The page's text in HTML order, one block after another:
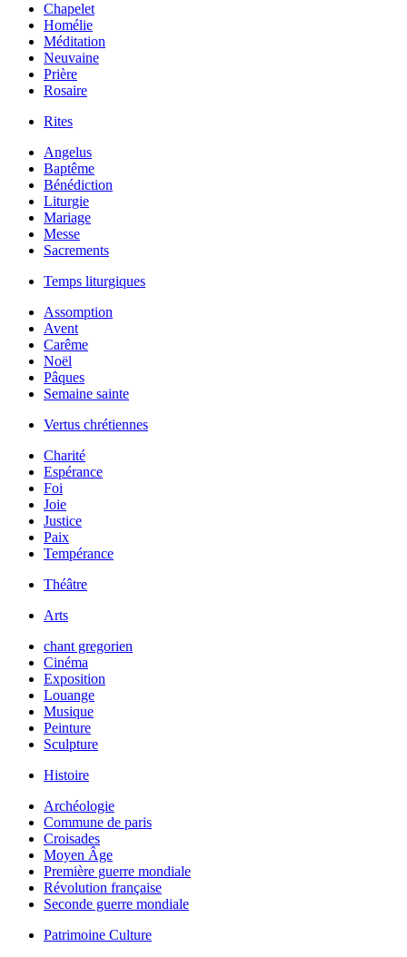
Chapelet
Homélie
Méditation
Neuvaine
Prière
Rosaire
Rites
Angelus
Baptême
Bénédiction
Liturgie
Mariage
Messe
Sacrements
Temps liturgiques
Assomption
Avent
Carême
Noël
Pâques
Semaine sainte
Vertus chrétiennes
Charité
Espérance
Foi
Joie
Justice
Paix
Tempérance
Théâtre
Arts
chant gregorien
Cinéma
Exposition
Louange
Musique
Peinture
Sculpture
Histoire
Archéologie
Commune de paris
Croisades
Moyen Âge
Première guerre mondiale
Révolution française
Seconde guerre mondiale
Patrimoine Culture